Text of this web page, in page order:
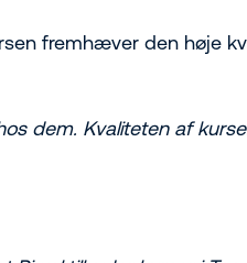
fremhæver den høje
dem. Kvaliteten af